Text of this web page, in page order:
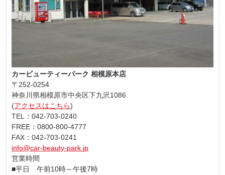
カービューティーパーク 相模原本店
〒252-0254
神奈川県相模原市中央区下九沢1086
(アクセスはこちら)
TEL：042-703-0240
FREE：0800-800-4777
FAX：042-703-0241
info@car-beauty-park.jp
営業時間
■平日 午前10時～午後7時